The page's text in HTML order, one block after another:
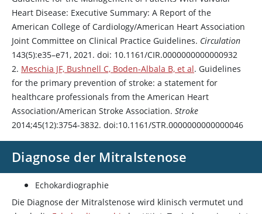
Heart Disease: Executive Summary: A Report of the
American College of Cardiology/American Heart Association
Joint Committee on Clinical Practice Guidelines. Circulation
143(5):e35–e71, 2021. doi: 10.1161/CIR.0000000000000932
2. Meschia JF, Bushnell C, Boden-Albala B, et al. Guidelines
for the primary prevention of stroke: a statement for
healthcare professionals from the American Heart
Association/American Stroke Association. Stroke
2014;45(12):3754-3832. doi:10.1161/STR.0000000000000046
Diagnose der Mitralstenose
Echokardiographie
Die Diagnose der Mitralstenose wird klinisch vermutet und